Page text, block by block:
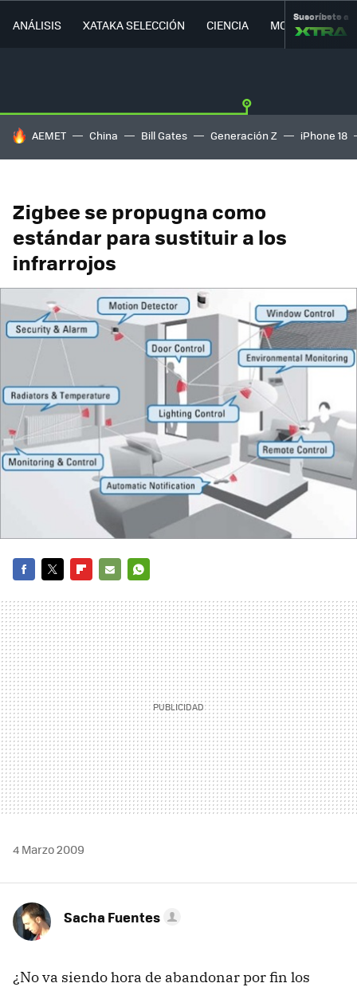
ANÁLISIS XATAKA SELECCIÓN CIENCIA MOVILIDAD
Suscríbete a
HOY SE HABLA DE
AEMET China Bill Gates Generación Z iPhone 18
Zigbee se propugna como
estándar para sustituir a los
infrarrojos
MAIL
4 Marzo 2009
Sacha Fuentes
¿No va siendo hora de abandonar por fin los